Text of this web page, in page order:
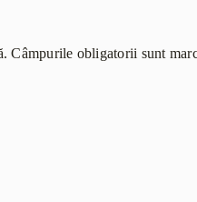
Câmpurile obligatorii sunt